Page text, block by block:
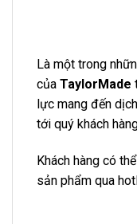
Là một trong
của TaylorMade
lực mang đến
tới quý khách
Khách hàng có
sản phẩm qua